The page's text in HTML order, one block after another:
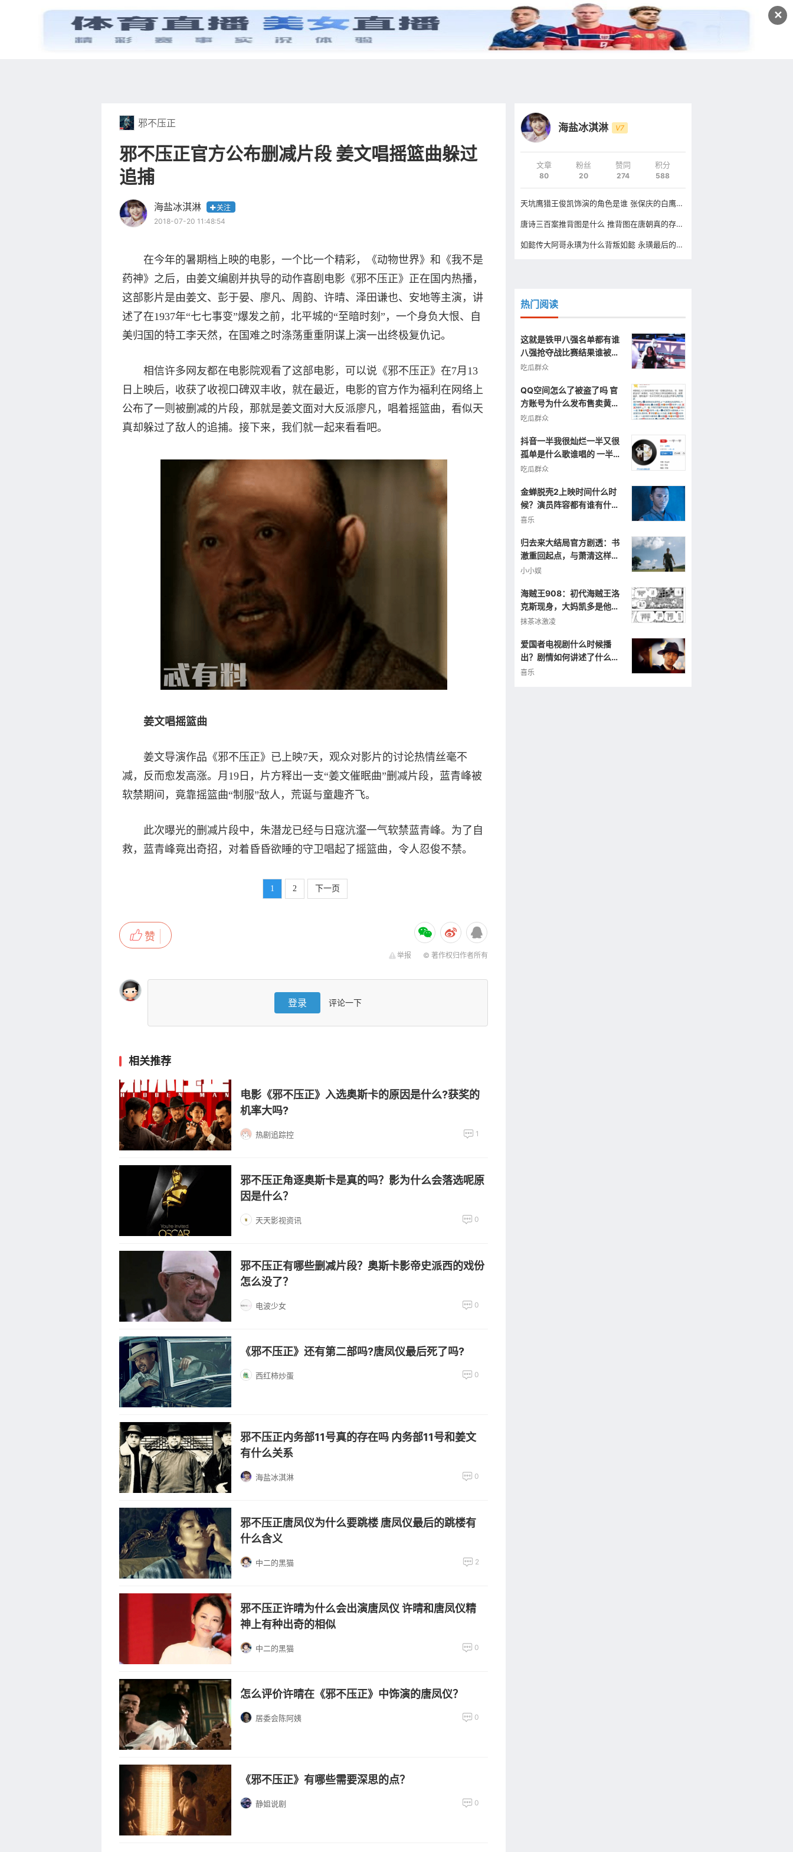
✕
首页 电视剧 综艺 抖音 更多 发文 登录 注册
邪不压正
邪不压正官方公布删减片段 姜文唱摇篮曲躲过
追捕
海盐冰淇淋
关注
2018-07-20 11:48:54
在今年的暑期档上映的电影，一个比一个精彩，《动物世界》和《我不是
药神》之后，由姜文编剧并执导的动作喜剧电影《邪不压正》正在国内热播，
这部影片是由姜文、彭于晏、廖凡、周韵、许晴、泽田谦也、安地等主演，讲
述了在1937年“七七事变”爆发之前，北平城的“至暗时刻”，一个身负大恨、自
美归国的特工李天然，在国难之时涤荡重重阴谋上演一出终极复仇记。
相信许多网友都在电影院观看了这部电影，可以说《邪不压正》在7月13
日上映后，收获了收视口碑双丰收，就在最近，电影的官方作为福利在网络上
公布了一则被删减的片段，那就是姜文面对大反派廖凡，唱着摇篮曲，看似天
真却躲过了敌人的追捕。接下来，我们就一起来看看吧。
姜文唱摇篮曲
姜文导演作品《邪不压正》已上映7天，观众对影片的讨论热情丝毫不
减，反而愈发高涨。月19日，片方释出一支“姜文催眠曲”删减片段，蓝青峰被
软禁期间，竟靠摇篮曲“制服”敌人，荒诞与童趣齐飞。
此次曝光的删减片段中，朱潜龙已经与日寇沆瀣一气软禁蓝青峰。为了自
救，蓝青峰竟出奇招，对着昏昏欲睡的守卫唱起了摇篮曲，令人忍俊不禁。
1 2 下一页
赞
© 著作权归作者所有
举报
登录 评论一下
相关推荐
电影《邪不压正》入选奥斯卡的原因是什么?获奖的
机率大吗?
热剧追踪控 1
邪不压正角逐奥斯卡是真的吗？影为什么会落选呢原
因是什么？
天天影视资讯 0
邪不压正有哪些删减片段？奥斯卡影帝史派西的戏份
怎么没了？
电波少女 0
《邪不压正》还有第二部吗?唐凤仪最后死了吗?
西红柿炒蛋 0
邪不压正内务部11号真的存在吗 内务部11号和姜文
有什么关系
海盐冰淇淋 0
邪不压正唐凤仪为什么要跳楼 唐凤仪最后的跳楼有
什么含义
中二的黑猫 2
邪不压正许晴为什么会出演唐凤仪 许晴和唐凤仪精
神上有种出奇的相似
中二的黑猫 0
怎么评价许晴在《邪不压正》中饰演的唐凤仪？
居委会陈阿姨 0
《邪不压正》有哪些需要深思的点？
静姐说剧 0
海盐冰淇淋 V7
文章
80
粉丝
20
赞同
274
积分
588
天坑鹰猎王俊凯饰演的角色是谁 张保庆的白鹰是什么品种
唐诗三百案推背图是什么 推背图在唐朝真的存在吗
如懿传大阿哥永璜为什么背叛如懿 永璜最后的结局是什么
热门阅读
这就是铁甲八强名单都有谁
八强抢夺战比赛结果谁被淘
汰了
吃瓜群众
QQ空间怎么了被盗了吗 官
方账号为什么发布售卖黄色
图片视频信息
吃瓜群众
抖音一半我很灿烂一半又很
孤单是什么歌谁唱的 一半一
半完整歌词
吃瓜群众
金蝉脱壳2上映时间什么时
候？演员阵容都有谁有什么
看点呢？
喜乐
归去来大结局官方剧透：书
澈重回起点，与萧清这样重
逢
小小娱
海贼王908：初代海贼王洛
克斯现身，大妈凯多是他的
小弟，曾打败罗杰！
抹茶冰激凌
爱国者电视剧什么时候播
出？剧情如何讲述了什么样
的故事？
喜乐